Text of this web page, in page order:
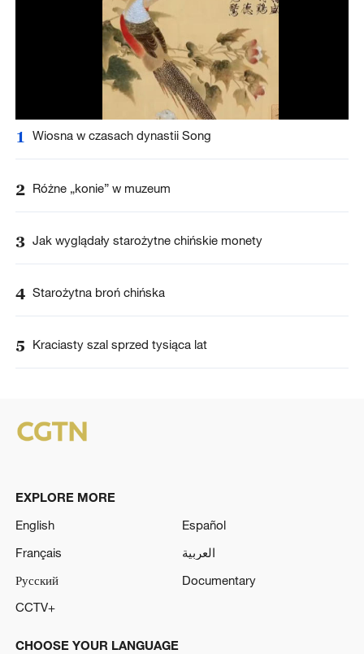
1 Wiosna w czasach dynastii Song
2 Różne „konie” w muzeum
3 Jak wyglądały starożytne chińskie monety
4 Starożytna broń chińska
5 Kraciasty szal sprzed tysiąca lat
EXPLORE MORE
English
Español
Français
العربية
Русский
Documentary
CCTV+
CHOOSE YOUR LANGUAGE